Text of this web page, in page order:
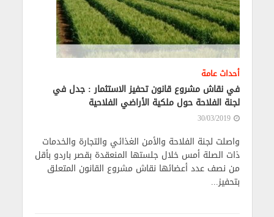
أحداث عامة
في نقاش مشروع قانون تحفيز الاستثمار : جدل في
لجنة الفلاحة حول ملكية الأراضي الفلاحية
30/03/2019
واصلت لجنة الفلاحة والأمن الغذائي والتجارة والخدمات
ذات الصلة أمس خلال جلستها المنعقدة بقصر باردو بأقل
من نصف عدد أعضائها نقاش مشروع القانون المتعلق
بتحفيز...